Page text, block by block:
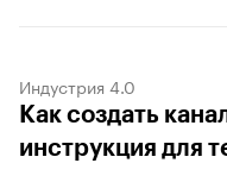
Индустрия 4.0
Как создать
инструкция для